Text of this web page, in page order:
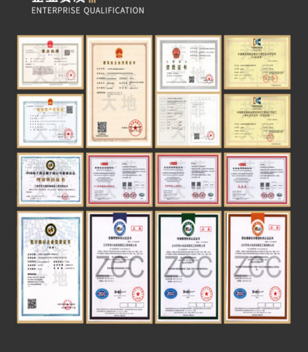
大楼整体设计项目于近日中标。
司“兰州老街佛慈大药房形象店”首稿亮相。
由兰州芳菲大地展览公司设计的“甘肃机电职
业技术学院校史馆”于近期中标。
庆祝建党一百周年“陕甘边红色藏品展陈博物
馆”近期完成设计方案
热烈祝贺甘肃房地产业商会2021年会隆重召
开 甘肃金利达消防技术服务有限公司企业展厅
获甲方好评
由芳菲大地展览公司设计施工的白银矿山
（国家）精神纪念馆于近期完工
太子山沉浸式空间通过验收
甘南州成立70周年成就展设计方案通过评审
红西路军在祁连纪念馆有序施工
青海卫校校史馆项目圆满完工
芳菲大地展览完成中国铁路安全警示教育馆
全案策划设计
芳菲大地展览助力财贸学院文化建设受好评
青海发投碱业企业展厅施工进行中
甘肃财贸学院校史馆一期施工进度即将完工
华池农耕文化馆召开项目评审会
电子与智能化工程专业承包二级
数字展示工程设计施工一体化 一级
展览工程企业水平二级
建筑装饰工程设计专项乙级
数字多媒体工程系统集成一级
建筑装修装饰工程专业承包一级
智慧博物馆设计施工一体化一级
电子与智能化工程专业承包二级
电子与智能化系统系统集成一级
数字展示工程设计施工一体化 一级